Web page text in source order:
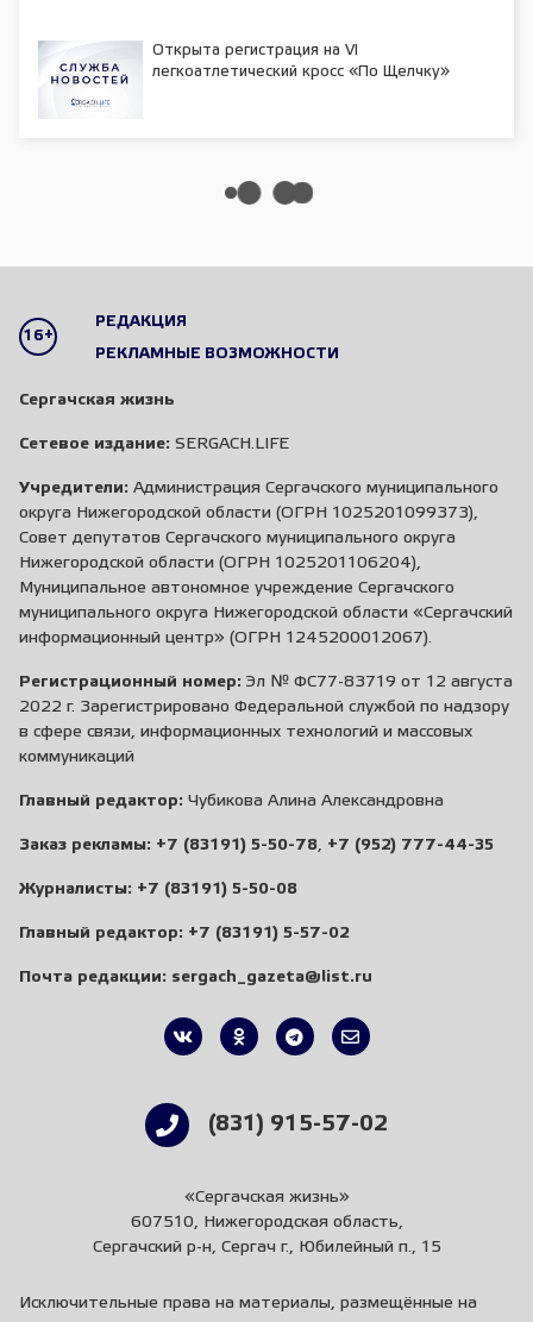
Открыта регистрация на VI
легкоатлетический кросс «По Щелчку»
16+
РЕДАКЦИЯ
РЕКЛАМНЫЕ ВОЗМОЖНОСТИ
Сергачская жизнь
Сетевое издание: SERGACH.LIFE
Учредители: Администрация Сергачского муниципального
округа Нижегородской области (ОГРН 1025201099373),
Совет депутатов Сергачского муниципального округа
Нижегородской области (ОГРН 1025201106204),
Муниципальное автономное учреждение Сергачского
муниципального округа Нижегородской области «Сергачский
информационный центр» (ОГРН 1245200012067).
Регистрационный номер: Эл № ФС77-83719 от 12 августа
2022 г. Зарегистрировано Федеральной службой по надзору
в сфере связи, информационных технологий и массовых
коммуникаций
Главный редактор: Чубикова Алина Александровна
Заказ рекламы: +7 (83191) 5-50-78 +7 (952) 777-44-35
Журналисты: +7 (83191) 5-50-08
Главный редактор: +7 (83191) 5-57-02
Почта редакции: sergach_gazeta@list.ru
(831) 915-57-02
«Сергачская жизнь»
607510, Нижегородская область,
Сергачский р-н, Сергач г., Юбилейный п., 15
Исключительные права на материалы, размещённые на